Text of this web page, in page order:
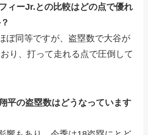
ィーJr.との比較はどの点で優れ
ぼ同等ですが、盗塁数で大谷が
り、打って走れる点で圧倒して
平の盗塁数はどうなっています